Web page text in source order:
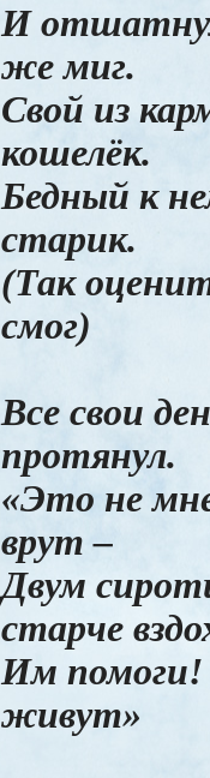
И
же миг.
Свой из
кошелёк.
Бедный к
старик.
(Так
смог)
Все свои
протянул.
«Это не
врут –
Двум
старче
Им помоги!
живут»